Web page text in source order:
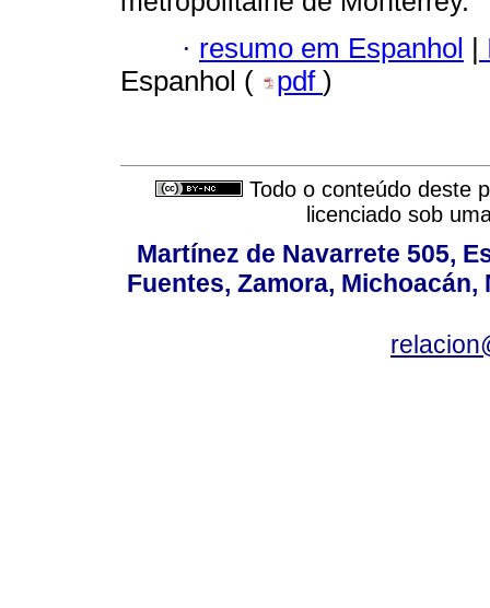
· resumo em Espanhol |
Espanhol (
pdf )
Todo o conteúdo deste
licenciado sob
Martínez de Navarrete 505,
Fuentes, Zamora, Michoacán,